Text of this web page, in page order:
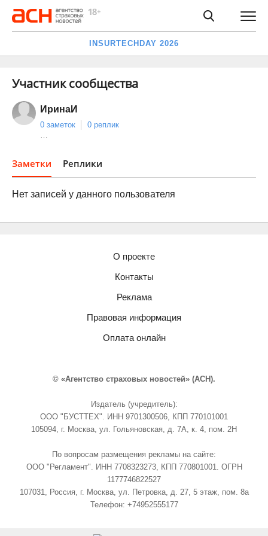
INSURTECHDAY 2026
Участник сообщества
ИринаИ
0 заметок
0 реплик
…
Заметки Реплики
Нет записей у данного пользователя
О проекте
Контакты
Реклама
Правовая информация
Оплата онлайн
© «Агентство страховых новостей» (АСН).
Издатель (учредитель):
ООО "БУСТТЕХ". ИНН 9701300506, КПП 770101001
105094, г. Москва, ул. Гольяновская, д. 7А, к. 4, пом. 2Н
По вопросам размещения рекламы на сайте:
ООО "Регламент". ИНН 7708323273, КПП 770801001. ОГРН
1177746822527
107031, Россия, г. Москва, ул. Петровка, д. 27, 5 этаж, пом. 8а
Телефон: +74952555177